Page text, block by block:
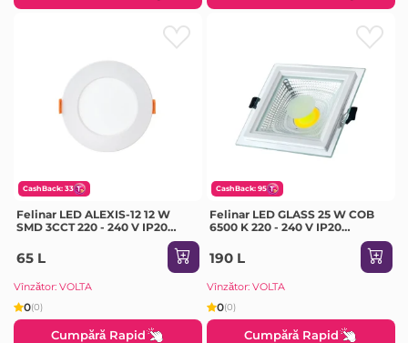
CashBack: 33
Felinar LED ALEXIS-12 12 W
SMD 3CCT 220 - 240 V IP20
65 L
Vînzător: VOLTA
0(0)
Cumpără Rapid
CashBack: 95
Felinar LED GLASS 25 W COB
6500 K 220 - 240 V IP20
190 L
Vînzător: VOLTA
0(0)
Cumpără Rapid